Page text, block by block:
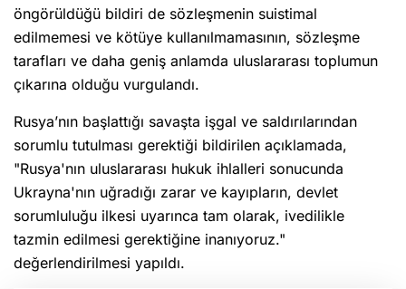
öngörüldüğü bildiri de sözleşmenin suistimal
edilmemesi ve kötüye kullanılmamasının, sözleşme
tarafları ve daha geniş anlamda uluslararası toplumun
çıkarına olduğu vurgulandı.
Rusya’nın başlattığı savaşta işgal ve saldırılarından
sorumlu tutulması gerektiği bildirilen açıklamada,
"Rusya'nın uluslararası hukuk ihlalleri sonucunda
Ukrayna'nın uğradığı zarar ve kayıpların, devlet
sorumluluğu ilkesi uyarınca tam olarak, ivedilikle
tazmin edilmesi gerektiğine inanıyoruz."
değerlendirilmesi yapıldı.